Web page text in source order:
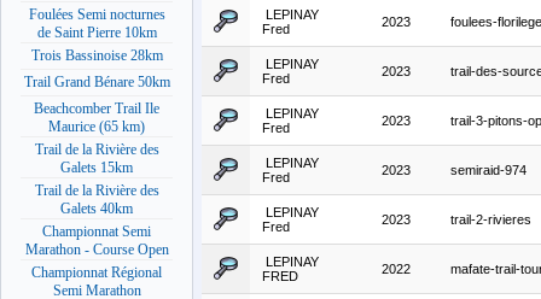
Foulées Semi nocturnes
de Saint Pierre 10km
Trois Bassinoise 28km
Trail Grand Bénare 50km
Beachcomber Trail Ile
Maurice (65 km)
Trail de la Rivière des
Galets 15km
Trail de la Rivière des
Galets 40km
Championnat Semi
Marathon - Course Open
Championnat Régional
Semi Marathon
LEPINAY
Fred
2023 foulees-
LEPINAY
Fred
2023 trail-des-
LEPINAY
Fred
2023 trail-3-pitons-
LEPINAY
Fred
2023 semiraid-974
LEPINAY
Fred
2023 trail-2-rivieres
LEPINAY
FRED
2022 mafate-trail-